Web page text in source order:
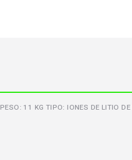
PESO: 11 KG TIPO: IONES DE LITIO